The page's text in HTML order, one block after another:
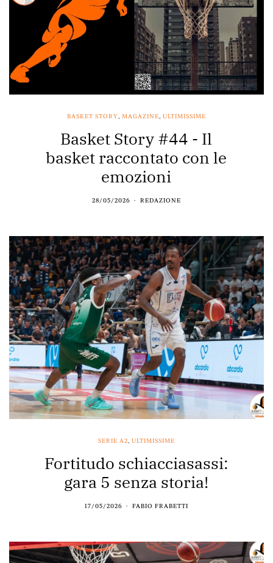
BASKET STORY, MAGAZINE, ULTIMISSIME
Basket Story #44 - Il
basket raccontato con le
emozioni
28/05/2026 REDAZIONE
SERIE A2, ULTIMISSIME
Fortitudo schiacciasassi:
gara 5 senza storia!
17/05/2026 FABIO FRABETTI